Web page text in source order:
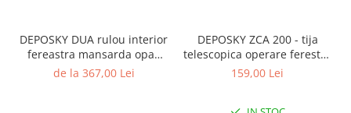
fereastra de mansarda poate fi deschisa atunci cand
ruloul este coborat;
instalare usoara din interiorul camerei;
functie de fereastra si tipul de geam);
DEPOSKY DUA rulou interior
fereastra mansarda opac
compatibil cu DEPOSKY,
de la 367,00 Lei
DEPOSKY ZCA 200 - tija
telescopica operare ferestre
de mansarda si rulouri
159,00 Lei